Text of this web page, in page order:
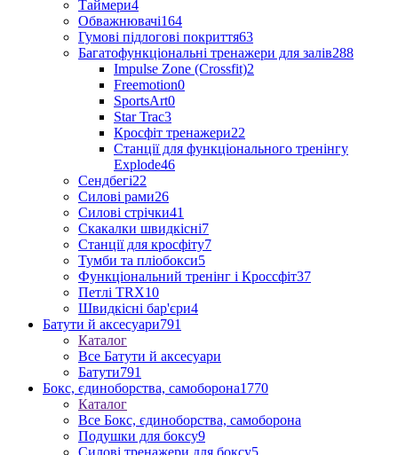
Таймери4
Обважнювачі164
Гумові підлогові покриття63
Багатофункціональні тренажери для залів288
Impulse Zone (Crossfit)2
Freemotion0
SportsArt0
Star Trac3
Кросфіт тренажери22
Станції для функціонального тренінгу
Explode46
Сендбегі22
Силові рами26
Силові стрічки41
Скакалки швидкісні7
Станції для кросфіту7
Тумби та пліобокси5
Функціональний тренінг і Кроссфіт37
Петлі TRX10
Швидкісні бар'єри4
Батути й аксесуари791
Каталог
Все Батути й аксесуари
Батути791
Бокс, єдиноборства, самоборона1770
Каталог
Все Бокс, єдиноборства, самоборона
Подушки для боксу9
Силові тренажери для боксу5